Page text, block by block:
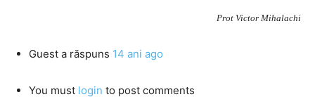
Prot Victor Mihalachi
Guest a răspuns 14 ani ago
You must login to post comments